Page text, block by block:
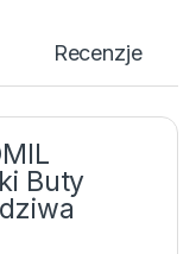
Recenzje
Buty